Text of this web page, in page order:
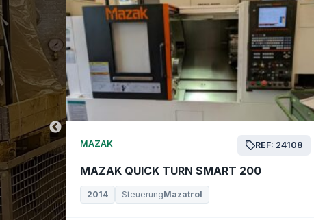
24169 MAZAK REF: 24108
MAZAK QUICK TURN SMART 200
2014 SteuerungMazatrol